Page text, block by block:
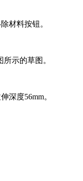
材料按钮。
示的草图。
深度56mm。